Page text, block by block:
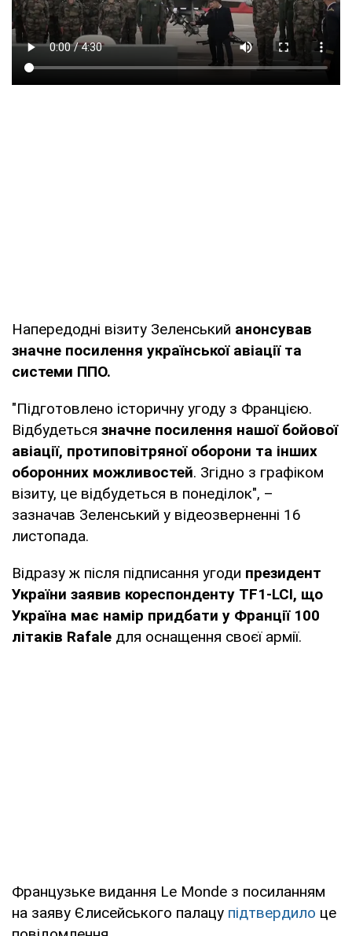
Напередодні візиту Зеленський анонсував
значне посилення української авіації та
системи ППО.
"Підготовлено історичну угоду з Францією.
Відбудеться значне посилення нашої бойової
авіації, протиповітряної оборони та інших
оборонних можливостей. Згідно з графіком
візиту, це відбудеться в понеділок", –
зазначав Зеленський у відеозверненні 16
листопада.
Відразу ж після підписання угоди президент
України заявив кореспонденту TF1-LCI, що
Україна має намір придбати у Франції 100
літаків Rafale для оснащення своєї армії.
Французьке видання Le Monde з посиланням
на заяву Єлисейського палацу підтвердило це